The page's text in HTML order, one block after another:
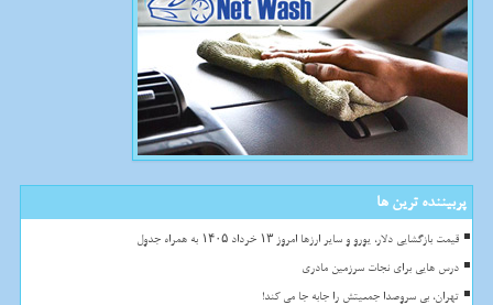
پربیننده ترین ها
قیمت بازگشایی دلار، یورو و سایر ارزها امروز ۱۳ خرداد ۱۴۰۵ به همراه جدول
درس هایی برای نجات سرزمین مادری
تهران، بی سروصدا جمعیتش را جابه جا می کند!